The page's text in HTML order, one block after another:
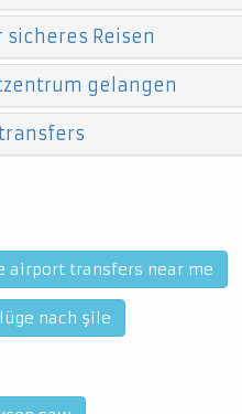
Reisen
gelangen
airport transfers near me
nach şile